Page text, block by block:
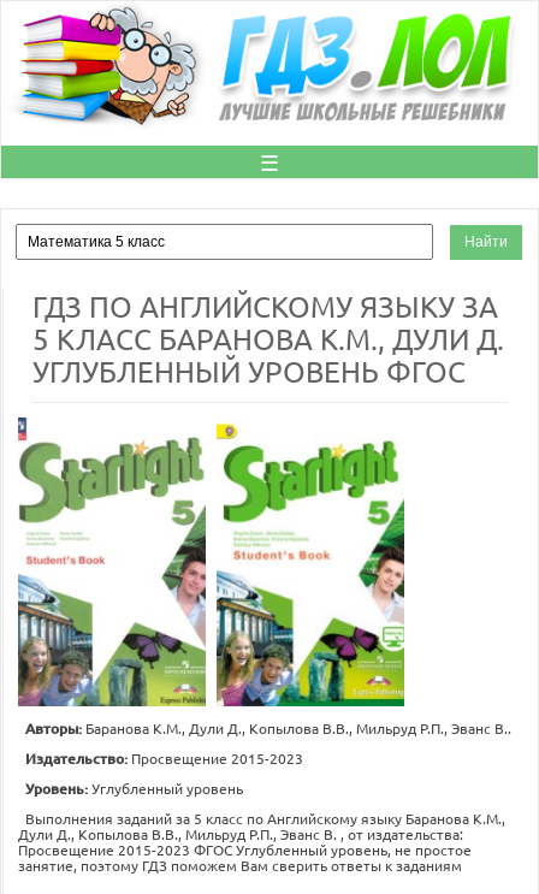
☰
ГДЗ ПО АНГЛИЙСКОМУ ЯЗЫКУ ЗА
5 КЛАСС БАРАНОВА К.М., ДУЛИ Д.
УГЛУБЛЕННЫЙ УРОВЕНЬ ФГОС
Авторы: Баранова К.М., Дули Д., Копылова В.В., Мильруд Р.П., Эванс В..
Издательство: Просвещение 2015-2023
Уровень:Углубленный уровень
Выполнения заданий за 5 класс по Английскому языку Баранова К.М.,
Дули Д., Копылова В.В., Мильруд Р.П., Эванс В. , от издательства:
Просвещение 2015-2023 ФГОС Углубленный уровень, не простое
занятие, поэтому ГДЗ поможем Вам сверить ответы к заданиям